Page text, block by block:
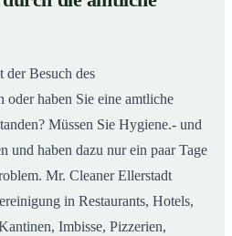
in Ellerstadt – Qualität, die
der Besuch des
oder haben Sie eine amtliche
Müssen Sie Hygiene.- und
und haben dazu nur ein paar Tage
Mr. Cleaner Ellerstadt
in Restaurants, Hotels,
Imbisse, Pizzerien,